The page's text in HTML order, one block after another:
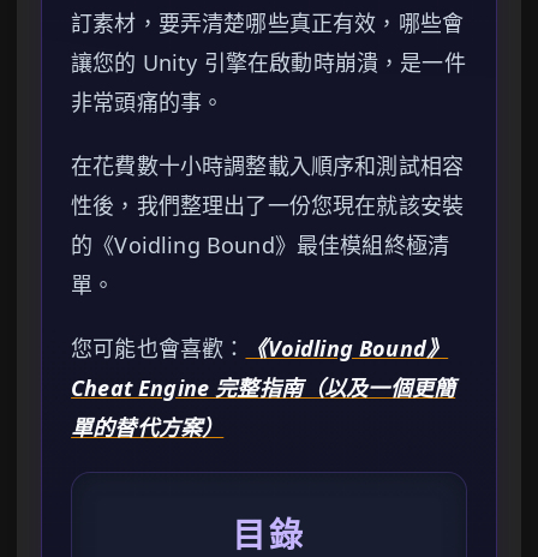
訂素材，要弄清楚哪些真正有效，哪些會
讓您的 Unity 引擎在啟動時崩潰，是一件
非常頭痛的事。
在花費數十小時調整載入順序和測試相容
性後，我們整理出了一份您現在就該安裝
的《Voidling Bound》最佳模組終極清
單。
您可能也會喜歡：
《Voidling Bound》
Cheat Engine 完整指南（以及一個更簡
單的替代方案）
目錄